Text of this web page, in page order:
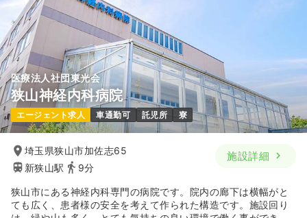
医療法人社団東光会
狭山神経内科病院
エージェント求人 車通勤可 託児所 寮
埼玉県狭山市加佐志65
新狭山駅
9分
施設詳細
狭山市にある神経内科専門の病院です。院内の廊下は横幅がと
ても広く、患者様の安全を考えて作られた構造です。施設回り